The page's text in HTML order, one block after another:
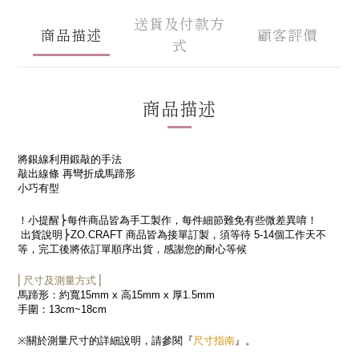
商品描述
送貨及付款方
式
顧客評價
商品描述
將銀線利用鍛敲的手法
敲出線條 再彎折成馬蹄形
小巧有型
！小提醒 ⎬每件商品皆為手工製作，每件細節難免有些微差異唷！
出貨說明 ⎬ZO.CRAFT 商品皆為接單訂製，須等待 5-14個工作天不
等，完工後將依訂單順序出貨，感謝您的耐心等候
⎜尺寸及測量方式⎟
馬蹄形：約寬15mm x 高15mm x 厚1.5mm
手圍： 13cm~18cm
※關於測量尺寸的詳細說明，請參閱『尺寸指南』。